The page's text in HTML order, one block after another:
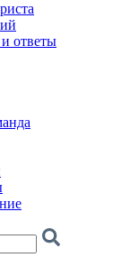
ответы